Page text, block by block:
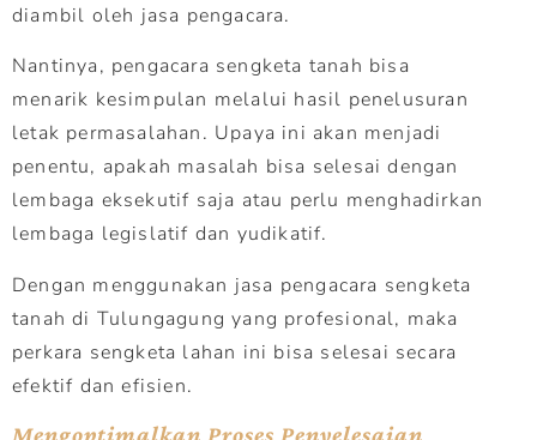
diambil oleh jasa pengacara.
Nantinya, pengacara sengketa tanah bisa
menarik kesimpulan melalui hasil penelusuran
letak permasalahan. Upaya ini akan menjadi
penentu, apakah masalah bisa selesai dengan
lembaga eksekutif saja atau perlu menghadirkan
lembaga legislatif dan yudikatif.
Dengan menggunakan jasa pengacara sengketa
tanah di Tulungagung yang profesional, maka
perkara sengketa lahan ini bisa selesai secara
efektif dan efisien.
Mengoptimalkan Proses Penyelesaian